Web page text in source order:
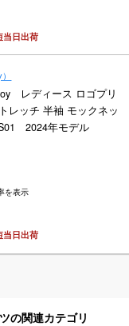
当日出荷
レディース ロゴプリ
レッチ 半袖 モックネッ
2024年モデル
を表示
当日出荷
の関連カテゴリ